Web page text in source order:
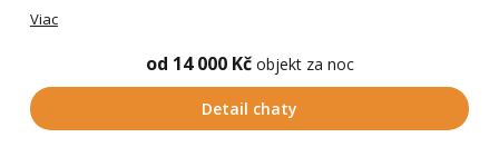
Viac
od 14 000 Kč objekt za noc
Detail chaty